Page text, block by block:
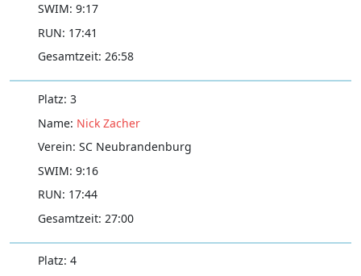
9:17
17:41
26:58
3
Nick Zacher
SC Neubrandenburg
9:16
17:44
27:00
4